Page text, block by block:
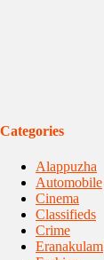
Categories
Alappuzha
Automobile
Cinema
Classifieds
Crime
Eranakulam